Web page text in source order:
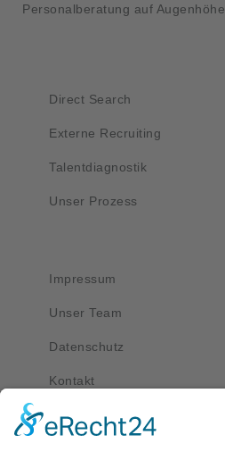
Personalberatung auf Augenhöhe
Direct Search
Externe Recruiting
Talentdiagnostik
Unser Prozess
Impressum
Unser Team
Datenschutz
Kontakt
Kontakt